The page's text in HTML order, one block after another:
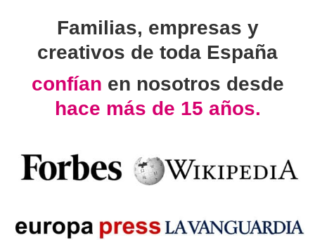
Familias, empresas y
creativos de toda España
confían en nosotros desde
hace más de 15 años.